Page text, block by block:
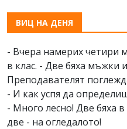
ВИЦ НА ДЕНЯ
- Вчера намерих четири
в клас. - Две бяха мъжки
Преподавателят
- И как успя да
- Много лесно! Две бяха
две - на огледалото!